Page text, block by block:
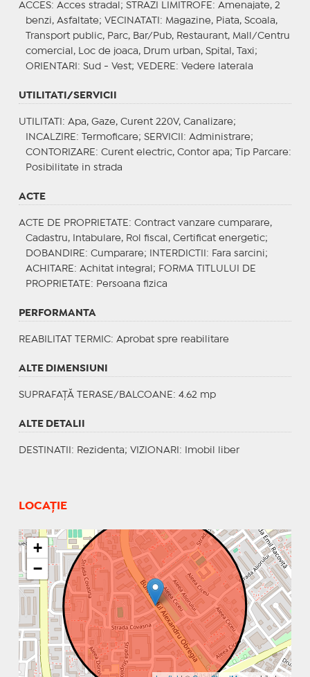
ACCES: Acces stradal; STRAZI LIMITROFE : Amenajate, 2
benzi, Asfaltate; VECINATATI : Magazine, Piata, Scoala,
Transport public, Parc, Bar/Pub, Restaurant, Mall/Centru
comercial, Loc de joaca, Drum urban, Spital, Taxi;
ORIENTARI : Sud - Vest; VEDERE : Vedere laterala
UTILITATI/SERVICII
UTILITATI : Apa, Gaze, Curent 220V, Canalizare;
INCALZIRE : Termoficare; SERVICII : Administrare;
CONTORIZARE : Curent electric, Contor apa; Tip Parcare:
Posibilitate in strada
ACTE
ACTE DE PROPRIETATE : Contract vanzare cumparare,
Cadastru, Intabulare, Rol fiscal, Certificat energetic;
DOBANDIRE : Cumparare; INTERDICTII : Fara sarcini;
ACHITARE : Achitat integral; FORMA TITLULUI DE
PROPRIETATE : Persoana fizica
PERFORMANTA
REABILITAT TERMIC: Aprobat spre reabilitare
ALTE DIMENSIUNI
SUPRAFAȚĂ TERASE/BALCOANE: 4.62 mp
ALTE DETALII
DESTINATII : Rezidenta; VIZIONARI : Imobil liber
LOCAȚIE
+
−